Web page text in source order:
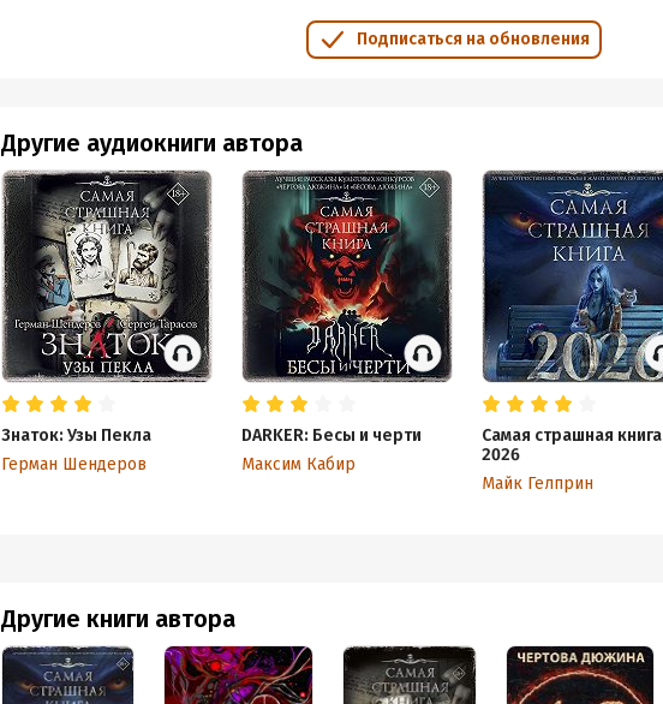
Подписаться на обновления
Другие книги автора
Другие аудиокниги автора
Знаток: Узы Пекла
Герман Шендеров
DARKER: Бесы и черти
Максим Кабир
Самая страшная книга
2026
Майк Гелприн